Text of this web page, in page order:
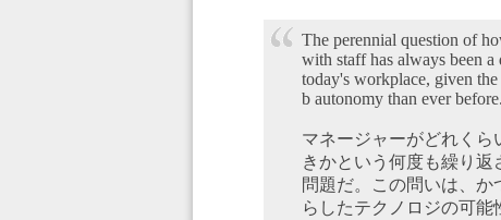
The perennial question of
with staff has always been
today's workplace, given
b autonomy than ever before.
マネージャーがどれく
きかという何度も繰り
問題だ。この問いは、
らしたテクノロジの可